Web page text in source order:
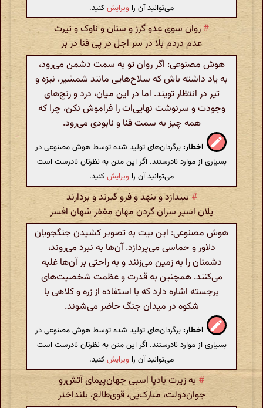
می‌توانید آن را ویرایشکنید.
# روان سوی عدو گرز و سنان و ناوک و تیرت
عدم دردم بلا در سر اجل در پی فنا در بر
هوش مصنوعی: اگر روان تو به سمت دشمن می‌رود،
به یاد داشته باش که سلاح‌هایی مانند شمشیر، نیزه و
تیر در انتظار تویند. اما در این میان، درد و رنج‌های
وجودت و سرنوشت نهایی‌ات را فراموش نکن، چرا که
همه چیز به سمت فنا و نابودی می‌رود.
اخطار: برگردان‌های تولید شده توسط هوش مصنوعی در
بسیاری از موارد نادرستند. اگر این متن به نظرتان نادرست است
می‌توانید آن را ویرایشکنید.
# بیندازد و بنهد و فرو گیرند و بردارند
یلان اسپر سران گردن مهان مغفر شهان افسر
هوش مصنوعی: این بیت به تصویر کشیدن جنگجویان
دلاور و حماسی می‌پردازد. آن‌ها به نبرد می‌روند،
دشمنان را به زمین می‌زنند و به راحتی بر آن‌ها غلبه
می‌کنند. همچنین به قدرت و عظمت شخصیت‌های
برجسته اشاره دارد که با استفاده از زره و کلاهی با
شکوه در میدان جنگ حاضر می‌شوند.
اخطار: برگردان‌های تولید شده توسط هوش مصنوعی در
بسیاری از موارد نادرستند. اگر این متن به نظرتان نادرست است
می‌توانید آن را ویرایشکنید.
# به زیرت بادپا اسبی جهان‌پیمای آتش‌رو
جوان‌دولت، مبارک‌پی، قوی‌طالع، بلنداختر